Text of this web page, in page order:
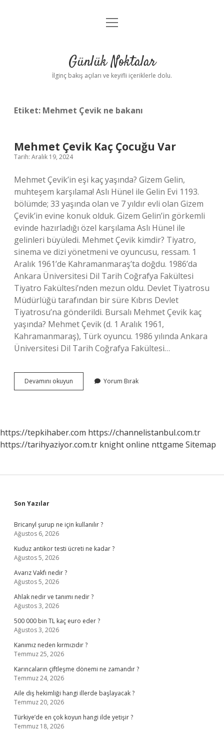
Anasayfa
Yasal Uyarı
menüyü
Günlük Noktalar
İlginç bakış açıları ve keyifli içeriklerle dolu.
Etiket: Mehmet Çevik ne bakanı
Mehmet Çevik Kaç Çocuğu Var
Tarih: Aralık 19, 2024
Mehmet Çevik’in eşi kaç yaşında? Gizem Gelin,
muhteşem karşılama! Aslı Hünel ile Gelin Evi 1193.
bölümde; 33 yaşında olan ve 7 yıldır evli olan Gizem
Çevik’in evine konuk olduk. Gizem Gelin’in görkemli
evinde hazırladığı özel karşılama Aslı Hünel ile
gelinleri büyüledi. Mehmet Çevik kimdir? Tiyatro,
sinema ve dizi yönetmeni ve oyuncusu, ressam. 1
Aralık 1961’de Kahramanmaraş’ta doğdu. 1986’da
Ankara Üniversitesi Dil Tarih Coğrafya Fakültesi
Tiyatro Fakültesi’nden mezun oldu. Devlet Tiyatrosu
Müdürlüğü tarafından bir süre Kıbrıs Devlet
Tiyatrosu’na gönderildi. Bursalı Mehmet Çevik kaç
yaşında? Mehmet Çevik (d. 1 Aralık 1961,
Kahramanmaraş), Türk oyuncu. 1986 yılında Ankara
Üniversitesi Dil Tarih Coğrafya Fakültesi…
Devamını okuyun Mehmet
Çevik
Yorum Bırak
https://tepkihaber.com https://channelistanbul.com.tr
https://tarihyaziyor.com.tr knight online nttgame Sitemap
Sidebar
Son Yazılar
Bricanyl şurup ne için kullanılır ?
Ağustos 6, 2026
Kuduz antikor testi ücreti ne kadar ?
Ağustos 5, 2026
Avarız Vakfı nedir ?
Ağustos 5, 2026
Ahlak nedir ve tanımı nedir ?
Ağustos 3, 2026
500 000 bin TL kaç euro eder ?
Ağustos 3, 2026
Kanımız neden kırmızıdır ?
Temmuz 25, 2026
Karıncaların çiftleşme dönemi ne zamandır ?
Temmuz 24, 2026
Aile diş hekimliği hangi illerde başlayacak ?
Temmuz 20, 2026
Türkiye’de en çok koyun hangi ilde yetişir ?
Temmuz 18, 2026